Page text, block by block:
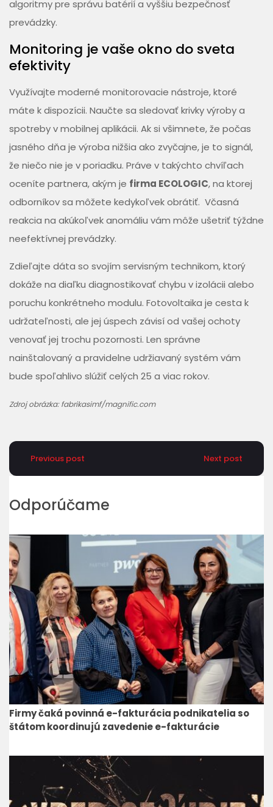
algoritmy pre správu batérií a vyššiu bezpečnosť
prevádzky.
Monitoring je vaše okno do sveta
efektivity
Využívajte moderné monitorovacie nástroje, ktoré
máte k dispozícii. Naučte sa sledovať krivky výroby a
spotreby v mobilnej aplikácii. Ak si všimnete, že počas
jasného dňa je výroba nižšia ako zvyčajne, je to signál,
že niečo nie je v poriadku. Práve v takýchto chvíľach
oceníte partnera, akým je firma ECOLOGIC, na ktorej
odborníkov sa môžete kedykoľvek obrátiť. Včasná
reakcia na akúkoľvek anomáliu vám môže ušetriť týždne
neefektívnej prevádzky.
Zdieľajte dáta so svojím servisným technikom, ktorý
dokáže na diaľku diagnostikovať chybu v izolácii alebo
poruchu konkrétneho modulu. Fotovoltaika je cesta k
udržateľnosti, ale jej úspech závisí od vašej ochoty
venovať jej trochu pozornosti. Len správne
nainštalovaný a pravidelne udržiavaný systém vám
bude spoľahlivo slúžiť celých 25 a viac rokov.
Zdroj obrázka: fabrikasimf/magnific.com
Previous post Next post
Odporúčame
Firmy čaká povinná e-fakturácia podnikatelia so
štátom koordinujú zavedenie e-fakturácie